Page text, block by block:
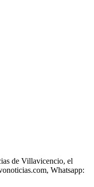
de Villavicencio, el
Whatsapp: